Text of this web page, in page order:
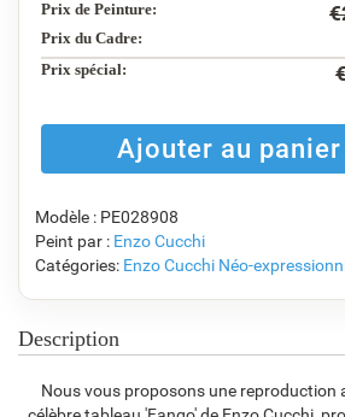
F5130-234
€118.34
F5429-
F1823-204
€92.30
F8645-298
€153.84
F6537-
€
Prix de Peinture: €
Prix du Cadre:
Prix ​​spécial:
Modèle : PE028908
Peint par : Enzo Cucchi
Catégories: Enzo Cucchi Néo-
Description
Nous vous proposons une reproduction